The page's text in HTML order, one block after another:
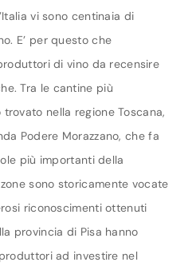
vi sono centinaia di
E’ per questo che
di vino da recensire
Tra le cantine più
nella regione Toscana,
Podere Morazzano, che fa
più importanti della
sono storicamente vocate
riconoscimenti ottenuti
provincia di Pisa hanno
ad investire nel